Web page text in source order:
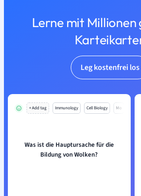
Lerne mit
Leg kostenfrei los
+ Add tag Immunology Cell Biology Mo
Was ist die Hauptursache für die
Bildung von Wolken?